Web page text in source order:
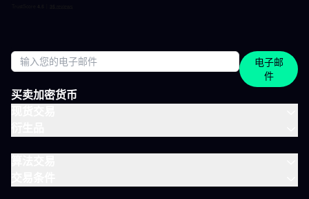
医疗 加密货币：BTC、ETH、SOL和山寨币 大宗商品：黄金、原
油、白银 ETF：SPY、QQQ、MSCI World 免费、IVLite、VIP：如
何定位？ IVLite特意定位于免费账户与VIP之间。如果你想获取实用
内容但不需要全方位陪伴，这是最佳选择。 你会获得 免费 IVLite
VIP 晨间简报
买卖加密货币
电子邮
件